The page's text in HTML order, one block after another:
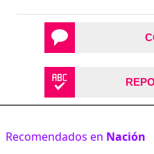
Recomendados en Nación